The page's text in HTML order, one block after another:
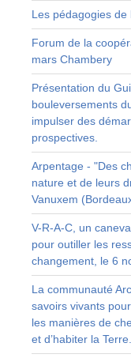
Les pédagogies de
Forum de la
mars Chambery
Présentation du
bouleversements
impulser des
prospectives.
Arpentage - "Des
nature et de leurs
Vanuxem
V-R-A-C, un
pour outiller les
changement, le 6
La communauté
savoirs vivants
les manières de
et d’habiter la Terre.